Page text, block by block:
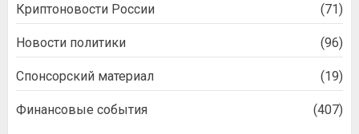
Криптоновости России (71)
Новости политики (96)
Спонсорский материал (19)
Финансовые события (407)